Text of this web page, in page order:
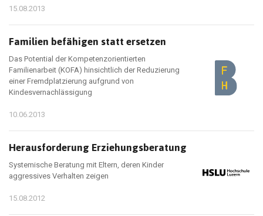
15.08.2013
Familien befähigen statt ersetzen
Das Potential der Kompetenzorientierten
Familienarbeit (KOFA) hinsichtlich der Reduzierung
einer Fremdplatzierung aufgrund von
Kindesvernachlässigung
10.06.2013
Herausforderung Erziehungsberatung
Systemische Beratung mit Eltern, deren Kinder
aggressives Verhalten zeigen
15.08.2012